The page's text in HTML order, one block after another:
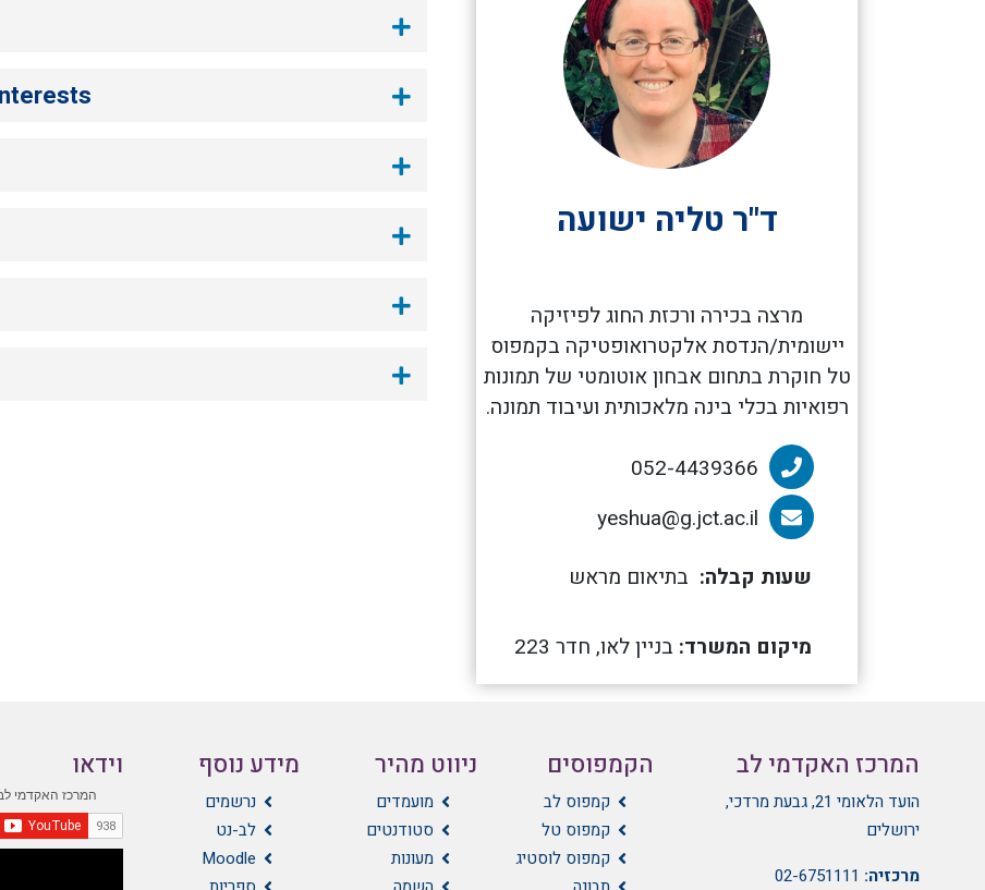
ד"ר טליה ישועה
מרצה בכירה ורכזת החוג לפיזיקה
יישומית/הנדסת אלקטרואופטיקה בקמפוס
טל חוקרת בתחום אבחון אוטומטי של תמונות
רפואיות בכלי בינה מלאכותית ועיבוד תמונה.
הטלפון של ד"ר טליה ישועה
הדוא”ל של ד"ר טליה ישועה
שעות קבלה: בתיאום מראש
מיקום המשרד: בניין לאו, חדר 223
המרכז האקדמי לב
הועד הלאומי 21, גבעת מרדכי,
ירושלים
מרכזיה: 02-6751111
הקמפוסים
קמפוס לב
קמפוס טל
קמפוס לוסטיג
ניווט מהיר
מועמדים
סטודנטים
מעונות
מידע נוסף
נרשמים
לב-נט
Moodle
וידאו